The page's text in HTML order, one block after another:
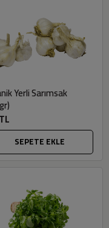
Yerli Sarımsak
SEPETE EKLE